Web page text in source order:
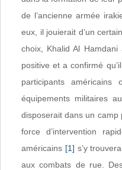
de l’ancienne armée
eux, il jouierait d’un
choix, Khalid Al
positive et a confirmé
participants
équipements militaires
disposerait dans un
force d’intervention
américains [1] s’y
aux combats de rue.